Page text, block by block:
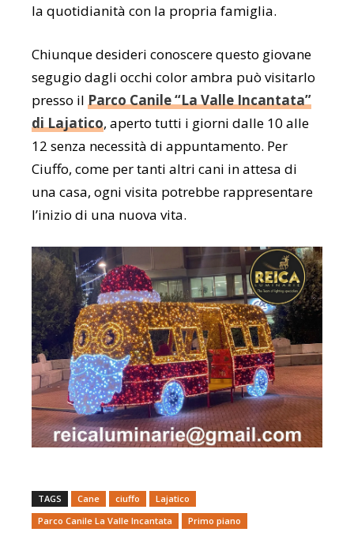
la quotidianità con la propria famiglia.
Chiunque desideri conoscere questo giovane
segugio dagli occhi color ambra può visitarlo
presso il Parco Canile “La Valle Incantata”
di Lajatico, aperto tutti i giorni dalle 10 alle
12 senza necessità di appuntamento. Per
Ciuffo, come per tanti altri cani in attesa di
una casa, ogni visita potrebbe rappresentare
l’inizio di una nuova vita.
TAGS Cane ciuffo
Lajatico
Parco Canile La Valle Incantata
Primo piano